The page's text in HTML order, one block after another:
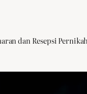
dan Resepsi